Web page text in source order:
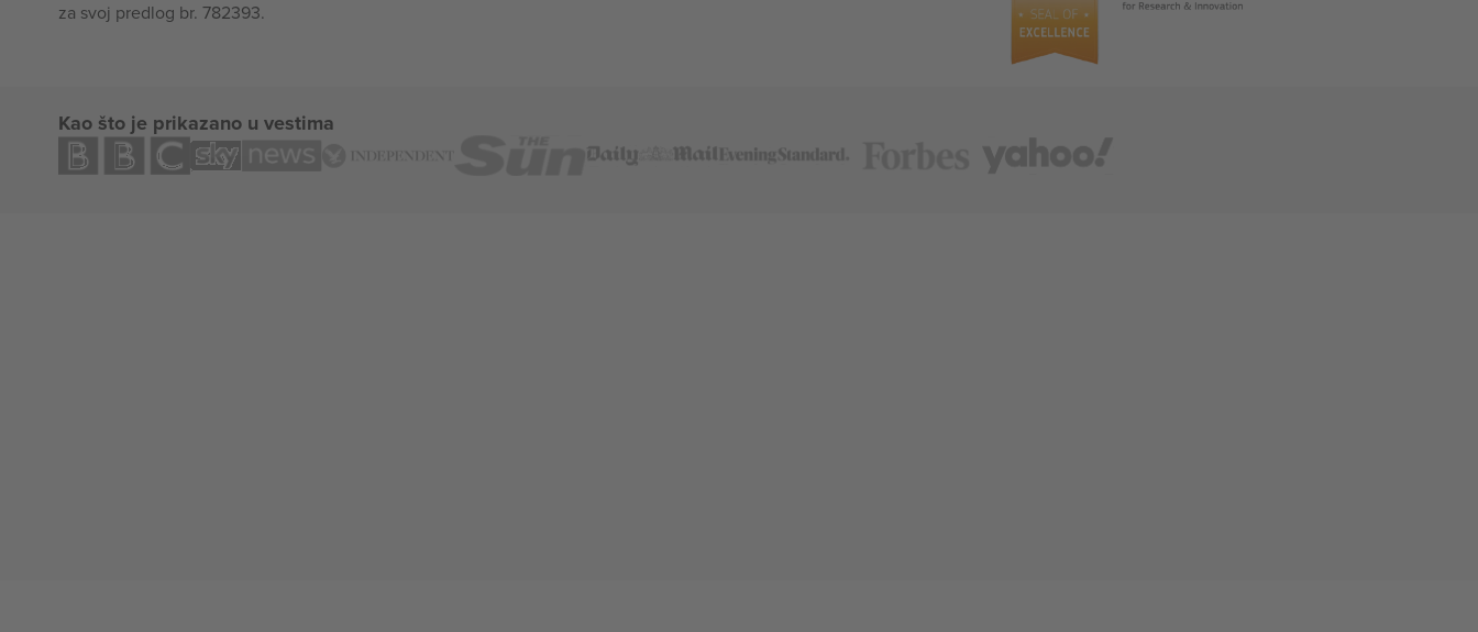
za svoj predlog br. 782393.
Kao što je prikazano u vestima